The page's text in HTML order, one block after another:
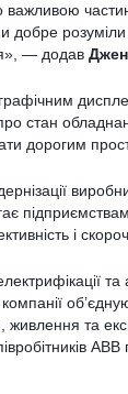
важливою
добре
— додав
стан
дорогим
і
живлення та